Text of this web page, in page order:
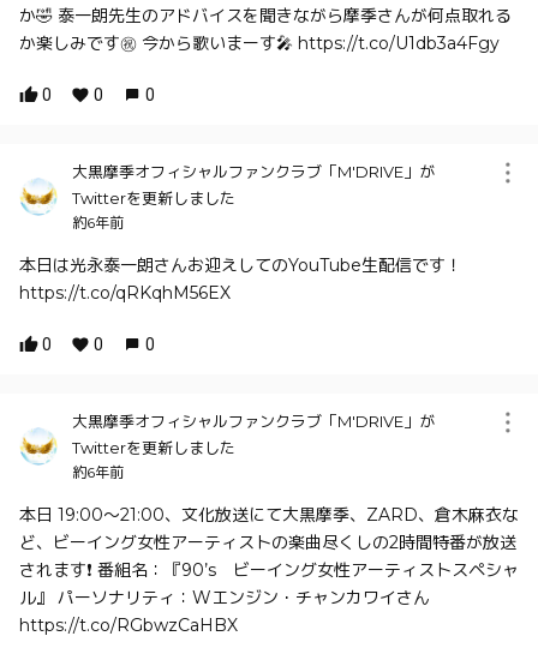
か🤣 泰一朗先生のアドバイスを聞きながら摩季さんが何点取れる
か楽しみです㊗️ 今から歌いまーす🎤 https://t.co/U1db3a4Fgy
0 0 0
大黒摩季オフィシャルファンクラブ「M'DRIVE」が
Twitterを更新しました
約6年前
本日は光永泰一朗さんお迎えしてのYouTube生配信です！
https://t.co/qRKqhM56EX
0 0 0
大黒摩季オフィシャルファンクラブ「M'DRIVE」が
Twitterを更新しました
約6年前
本日 19:00～21:00、文化放送にて大黒摩季、ZARD、倉木麻衣な
ど、ビーイング女性アーティストの楽曲尽くしの2時間特番が放送
されます❗ 番組名：『90’s ビーイング女性アーティストスペシャ
ル』 パーソナリティ：Wエンジン・チャンカワイさん
https://t.co/RGbwzCaHBX